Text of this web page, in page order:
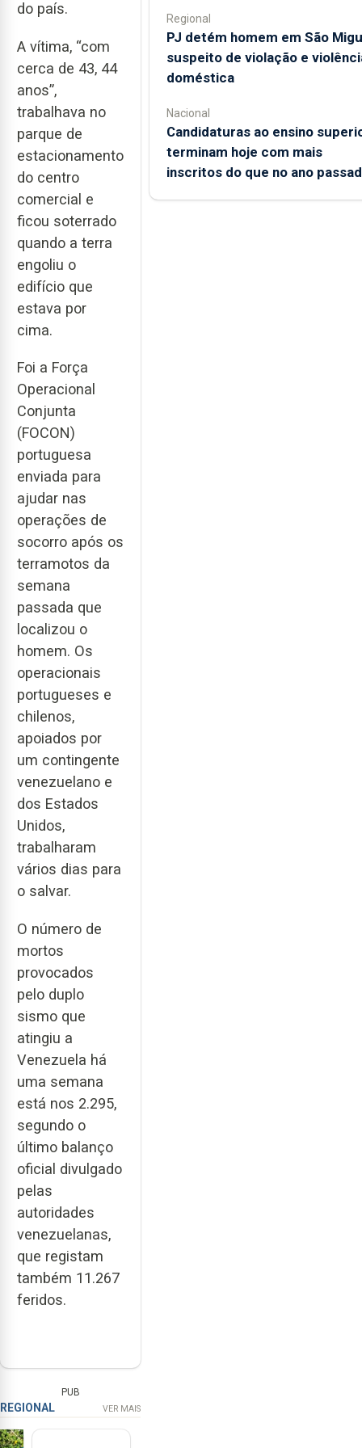
do país.
A vítima, “com
cerca de 43, 44
anos”,
trabalhava no
parque de
estacionamento
do centro
comercial e
ficou soterrado
quando a terra
engoliu o
edifício que
estava por
cima.
Foi a Força
Operacional
Conjunta
(FOCON)
portuguesa
enviada para
ajudar nas
operações de
socorro após os
terramotos da
semana
passada que
localizou o
homem. Os
operacionais
portugueses e
chilenos,
apoiados por
um contingente
venezuelano e
dos Estados
Unidos,
trabalharam
vários dias para
o salvar.
O número de
mortos
provocados
pelo duplo
sismo que
atingiu a
Venezuela há
uma semana
está nos 2.295,
segundo o
último balanço
oficial divulgado
pelas
autoridades
venezuelanas,
que registam
também 11.267
feridos.
PUB
REGIONAL VER MAIS
Regional
PJ detém homem em São
suspeito de violação e
doméstica
Nacional
Candidaturas ao ensino
terminam hoje com mais
inscritos do que no ano